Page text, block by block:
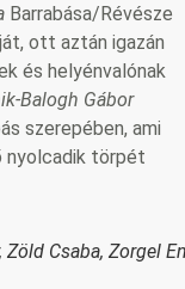
Barrabása/Révésze
ott aztán igazán
és helyénvalónak
Balogh Gábor
szerepében, ami
nyolcadik törpét
Csaba, Zorgel